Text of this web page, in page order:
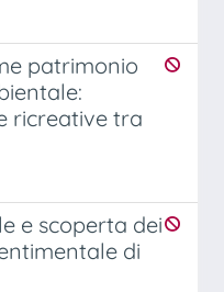
patrimonio
ricreative tra
e scoperta dei
di